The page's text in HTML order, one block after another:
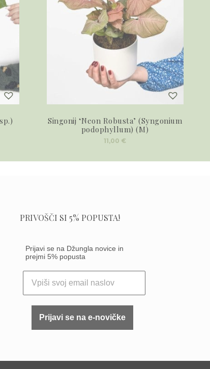
Singonij ‘Neon Robusta’ (Syngonium
podophyllum) (M)
11,00 €
PRIVOŠČI SI 5% POPUSTA!
Prijavi se na Džungla novice in
prejmi 5% popusta
Prijavi se na e-novičke